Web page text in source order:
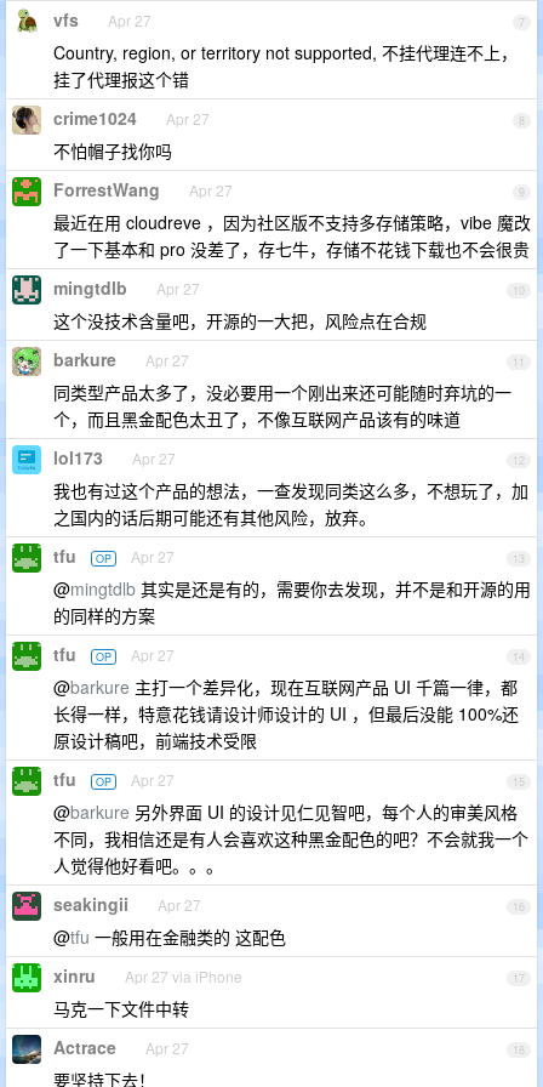
7
vfs Apr 27
Country, region, or territory not supported, 不挂代理连不上，
挂了代理报这个错
8
crime1024 Apr 27
不怕帽子找你吗
9
ForrestWang Apr 27
最近在用 cloudreve ，因为社区版不支持多存储策略，vibe 魔改
了一下基本和 pro 没差了，存七牛，存储不花钱下载也不会很贵
10
mingtdlb Apr 27
这个没技术含量吧，开源的一大把，风险点在合规
11
barkure Apr 27
同类型产品太多了，没必要用一个刚出来还可能随时弃坑的一
个，而且黑金配色太丑了，不像互联网产品该有的味道
12
lol173 Apr 27
我也有过这个产品的想法，一查发现同类这么多，不想玩了，加
之国内的话后期可能还有其他风险，放弃。
13
tfu OP Apr 27
@mingtdlb 其实是还是有的，需要你去发现，并不是和开源的用
的同样的方案
14
tfu OP Apr 27
@barkure 主打一个差异化，现在互联网产品 UI 千篇一律，都
长得一样，特意花钱请设计师设计的 UI ，但最后没能 100%还
原设计稿吧，前端技术受限
15
tfu OP Apr 27
@barkure 另外界面 UI 的设计见仁见智吧，每个人的审美风格
不同，我相信还是有人会喜欢这种黑金配色的吧？不会就我一个
人觉得他好看吧。。。
16
seakingii Apr 27
@tfu 一般用在金融类的 这配色
17
xinru Apr 27 via iPhone
马克一下文件中转
18
Actrace Apr 27
要坚持下去！